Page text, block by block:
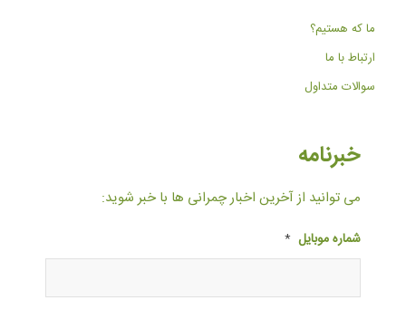
ما که هستیم؟
ارتباط با ما
سوالات متداول
خبرنامه
می توانید از آخرین اخبار چمرانی ها با خبر شوید:
شماره موبایل *